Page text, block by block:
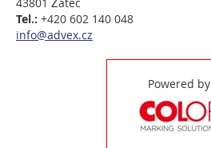
Tel.: +420 602 140 048
info@advex.cz
Powered by